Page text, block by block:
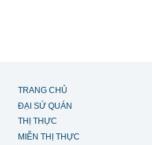
TRANG CHỦ
ĐẠI SỨ QUÁN
THỊ THỰC
MIỄN THỊ THỰC